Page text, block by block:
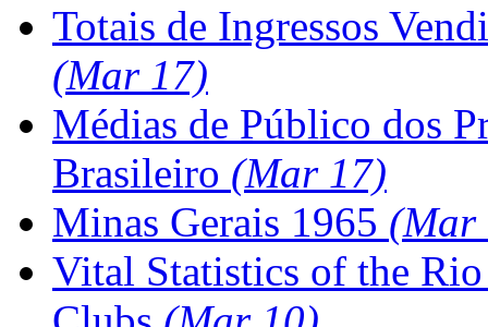
Totais de Ingressos
(Mar 17)
Médias de Público dos
Brasileiro (Mar 17)
Minas Gerais 1965 (Mar
Vital Statistics of the